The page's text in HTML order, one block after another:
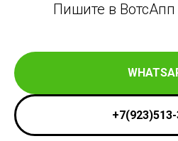
Пишите в ВотсАпп